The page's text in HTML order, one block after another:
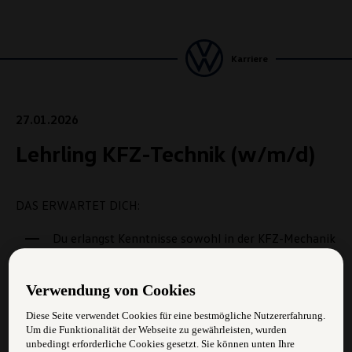
Karriere
27.01.2026
Lehrling KFZ-Technik (w/m/d)
DAS ERWARTET DICH:
Du erlangst Kenntnisse sowohl in der KFZ-Mechanik
Du stellst Defekte und deren Ursache mit Hilfe von
fest
Verwendung von Cookies
Diese Seite verwendet Cookies für eine bestmögliche Nutzererfahrung.
Um die Funktionalität der Webseite zu gewährleisten, wurden
unbedingt erforderliche Cookies gesetzt. Sie können unten Ihre